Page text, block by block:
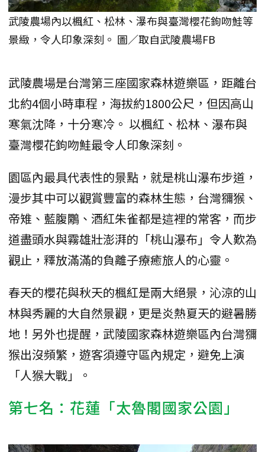
武陵農場內以楓紅、松林、瀑布與臺灣櫻花鉤吻鮭等
景緻，令人印象深刻。 圖／取自武陵農場FB
武陵農場是台灣第三座國家森林遊樂區，距離台
北約4個小時車程，海拔約1800公尺，但因高山
寒氣沈降，十分寒冷。 以楓紅、松林、瀑布與
臺灣櫻花鉤吻鮭最令人印象深刻。
園區內最具代表性的景點，就是桃山瀑布步道，
漫步其中可以觀賞豐富的森林生態，台灣獼猴、
帝雉、藍腹鷴、酒紅朱雀都是這裡的常客，而步
道盡頭水與霧雄壯澎湃的「桃山瀑布」令人歎為
觀止，釋放滿滿的負離子療癒旅人的心靈。
春天的櫻花與秋天的楓紅是兩大絕景，沁涼的山
林與秀麗的大自然景觀，更是炎熱夏天的避暑勝
地！另外也提醒，武陵國家森林遊樂區內台灣獼
猴出沒頻繁，遊客須遵守區內規定，避免上演
「人猴大戰」。
第七名：花蓮「太魯閣國家公園」